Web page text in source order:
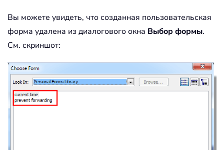
Вы можете увидеть, что созданная пользовательская
форма удалена из диалогового окна Выбор формы.
См. скриншот: